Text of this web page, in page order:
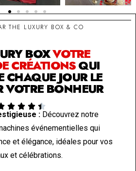
THE LUXURY BOX & CO
BOXVOTRE
CRÉATIONSQUI
CHAQUE JOUR LE
VOTRE BONHEUR
   
:Découvrez notre
événementielles qui
et élégance, idéales pour vos
et célébrations.